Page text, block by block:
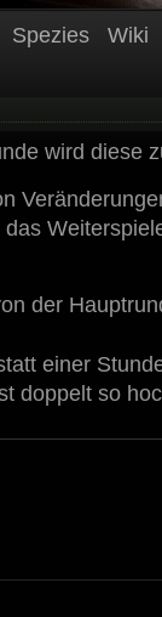
Spezies Wiki
wird diese
der
einer
doppelt so